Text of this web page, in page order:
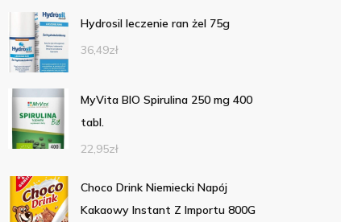
Hydrosil leczenie ran żel 75g
36,49zł
MyVita BIO Spirulina 250 mg 400
tabl.
22,95zł
Choco Drink Niemiecki Napój
Kakaowy Instant Z Importu 800G